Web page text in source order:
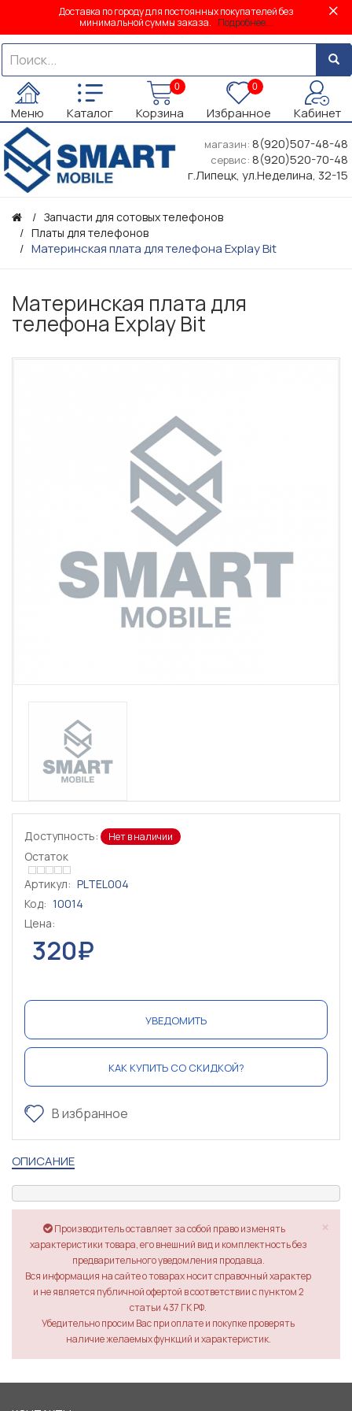
Доставка по городу для постоянных покупателей без
минимальной суммы заказа. Подробнее...
Меню Каталог
0
Корзина
0
Избранное Кабинет
магазин: 8(920)507-48-48
сервис: 8(920)520-70-48
г.Липецк, ул.Неделина, 32-15
Запчасти для сотовых телефонов
Платы для телефонов
Материнская плата для телефона Explay Bit
Материнская плата для
телефона Explay Bit
Доступность: Нет в наличии
Остаток
Артикул: PLTEL004
Код: 10014
Цена:
320₽
УВЕДОМИТЬ
КАК КУПИТЬ СО СКИДКОЙ?
В избранное
ОПИСАНИЕ
×
Производитель оставляет за собой право изменять
характеристики товара, его внешний вид и комплектность без
предварительного уведомления продавца.
Вся информация на сайте о товарах носит справочный характер
и не является публичной офертой в соответствии с пунктом 2
статьи 437 ГК РФ.
Убедительно просим Вас при оплате и покупке проверять
наличие желаемых функций и характеристик.